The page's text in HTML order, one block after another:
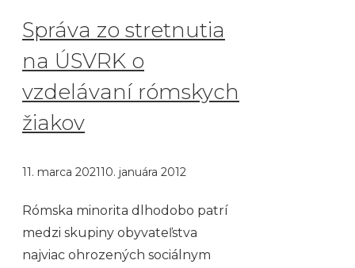
Správa zo stretnutia
na ÚSVRK o
vzdelávaní rómskych
žiakov
11. marca 202110. januára 2012
Rómska minorita dlhodobo patrí
medzi skupiny obyvateľstva
najviac ohrozených sociálnym